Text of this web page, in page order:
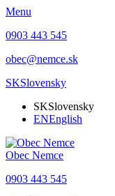
Menu
0903 443 545
obec@nemce.sk
SKSlovensky
SKSlovensky
ENEnglish
Obec Nemce
0903 443 545